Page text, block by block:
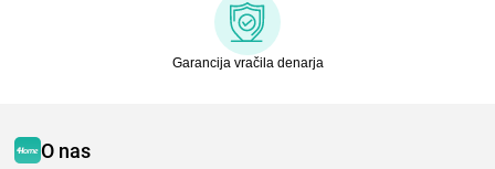
Garancija vračila denarja
O nas